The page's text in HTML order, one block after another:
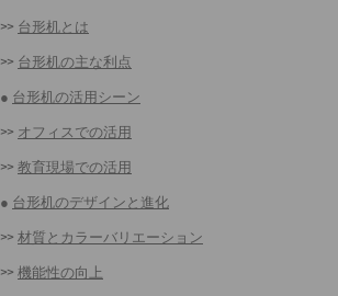
>> 台形机とは
>> 台形机の主な利点
● 台形机の活用シーン
>> オフィスでの活用
>> 教育現場での活用
● 台形机のデザインと進化
>> 材質とカラーバリエーション
>> 機能性の向上